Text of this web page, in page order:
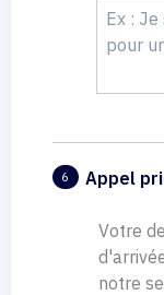
6 Appel
Votre
notre